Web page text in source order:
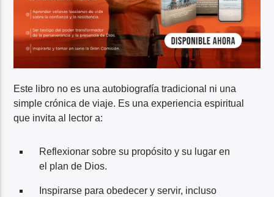
Este libro no es una autobiografía tradicional ni una
simple crónica de viaje. Es una experiencia espiritual
que invita al lector a:
Reflexionar sobre su propósito y su lugar en
el plan de Dios.
Inspirarse para obedecer y servir, incluso